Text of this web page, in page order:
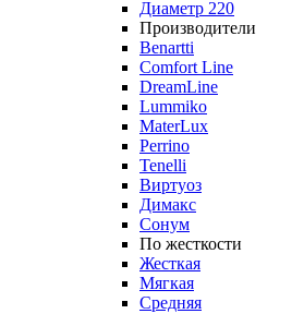
Диаметр 220
Производители
Benartti
Comfort Line
DreamLine
Lummiko
MaterLux
Perrino
Tenelli
Виртуоз
Димакс
Сонум
По жесткости
Жесткая
Мягкая
Средняя